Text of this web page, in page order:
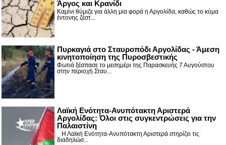
Άργος και Κρανίδι
Καμίνι θύμιζε για άλλη μια φορά η Αργολίδα, καθώς το κύμα
έντονης ζέστ...
Πυρκαγιά στο Σταυροπόδι Αργολίδας - Άμεση
κινητοποίηση της Πυροσβεστικής
Φωτιά ξέσπασε το μεσημέρι της Παρασκευής 7 Αυγούστου
στην περιοχή Σταυ...
Λαϊκή Ενότητα-Ανυπότακτη Αριστερά
Αργολίδας: Όλοι στις συγκεντρώσεις για την
Παλαιστίνη
Η Λαϊκή Ενότητα-Ανυπότακτη Αριστερά στηρίζει τις
διαδηλώσ...